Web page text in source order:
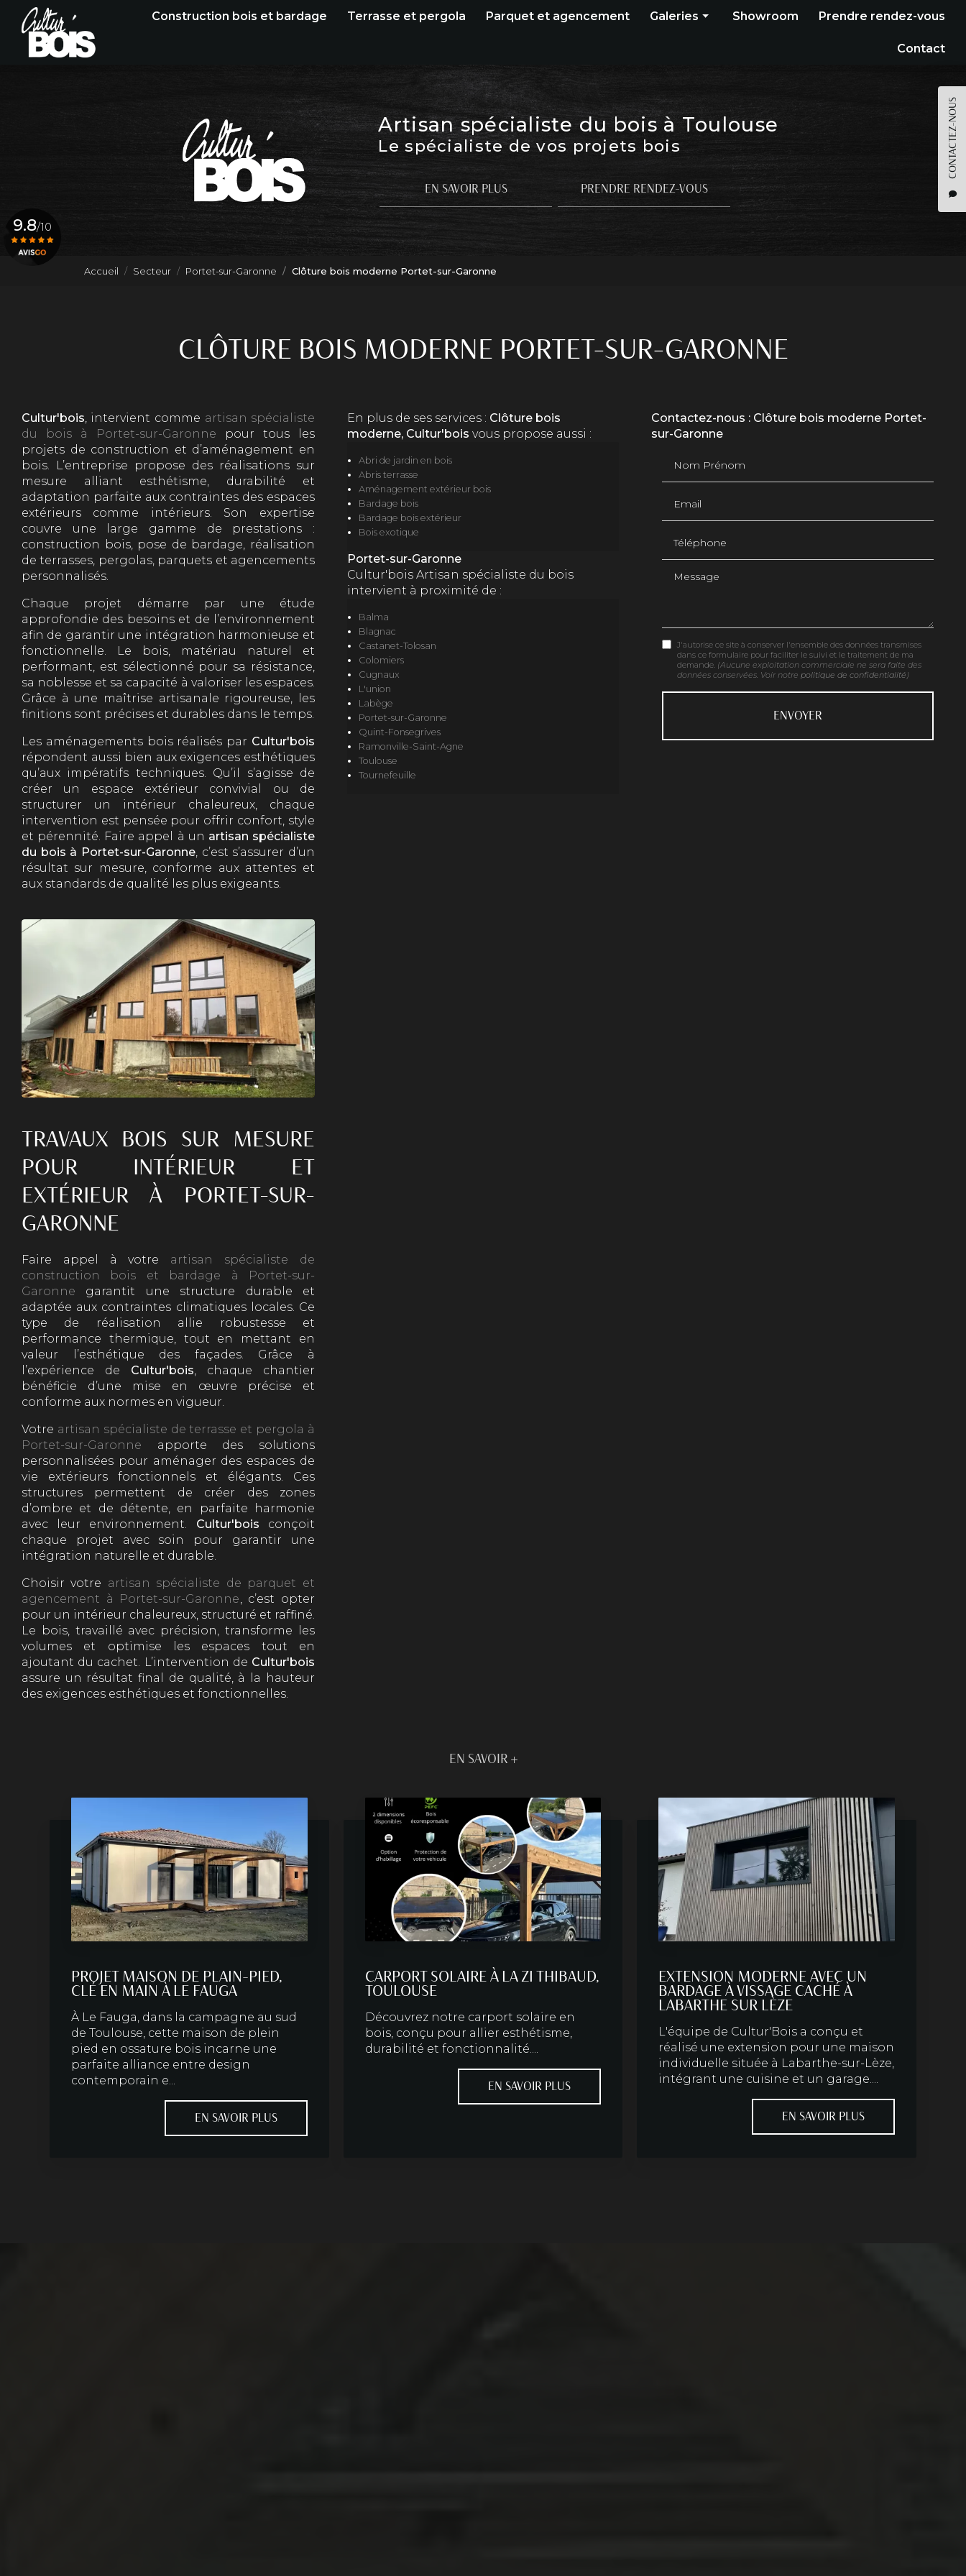
contenu
principal
CONTACTEZ-NOUS
Construction bois et bardage Terrasse et pergola Parquet et agencement Galeries
Pergola
Parquet
Showroom Prendre rendez-vous
Contact
Artisan spécialiste du bois à Toulouse
Le spécialiste de vos projets bois
EN SAVOIR PLUS PRENDRE RENDEZ-VOUS
9.8/10
Accueil Secteur Portet-sur-Garonne Clôture bois moderne Portet-sur-Garonne
CLÔTURE BOIS MODERNE PORTET-SUR-GARONNE
Cultur'bois, intervient comme artisan spécialiste
du bois à Portet-sur-Garonne pour tous les
projets de construction et d’aménagement en
bois. L’entreprise propose des réalisations sur
mesure alliant esthétisme, durabilité et
adaptation parfaite aux contraintes des espaces
extérieurs comme intérieurs. Son expertise
couvre une large gamme de prestations :
construction bois, pose de bardage, réalisation
de terrasses, pergolas, parquets et agencements
personnalisés.
Chaque projet démarre par une étude
approfondie des besoins et de l’environnement
afin de garantir une intégration harmonieuse et
fonctionnelle. Le bois, matériau naturel et
performant, est sélectionné pour sa résistance,
sa noblesse et sa capacité à valoriser les espaces.
Grâce à une maîtrise artisanale rigoureuse, les
finitions sont précises et durables dans le temps.
Les aménagements bois réalisés par Cultur'bois
répondent aussi bien aux exigences esthétiques
qu’aux impératifs techniques. Qu’il s’agisse de
créer un espace extérieur convivial ou de
structurer un intérieur chaleureux, chaque
intervention est pensée pour offrir confort, style
et pérennité. Faire appel à un artisan spécialiste
du bois à Portet-sur-Garonne, c’est s’assurer d’un
résultat sur mesure, conforme aux attentes et
aux standards de qualité les plus exigeants.
TRAVAUX BOIS SUR MESURE
POUR INTÉRIEUR ET
EXTÉRIEUR À PORTET-SUR-
GARONNE
Faire appel à votre artisan spécialiste de
construction bois et bardage à Portet-sur-
Garonne garantit une structure durable et
adaptée aux contraintes climatiques locales. Ce
type de réalisation allie robustesse et
performance thermique, tout en mettant en
valeur l’esthétique des façades. Grâce à
l’expérience de Cultur'bois , chaque chantier
bénéficie d’une mise en œuvre précise et
conforme aux normes en vigueur.
Votre artisan spécialiste de terrasse et pergola à
Portet-sur-Garonne apporte des solutions
personnalisées pour aménager des espaces de
vie extérieurs fonctionnels et élégants. Ces
structures permettent de créer des zones
d’ombre et de détente, en parfaite harmonie
avec leur environnement. Cultur'bois conçoit
chaque projet avec soin pour garantir une
intégration naturelle et durable.
Choisir votre artisan spécialiste de parquet et
agencement à Portet-sur-Garonne , c’est opter
pour un intérieur chaleureux, structuré et raffiné.
Le bois, travaillé avec précision, transforme les
volumes et optimise les espaces tout en
ajoutant du cachet. L’intervention de Cultur'bois
assure un résultat final de qualité, à la hauteur
des exigences esthétiques et fonctionnelles.
En plus de ses services : Clôture bois
moderne, Cultur'bois vous propose aussi :
Abri de jardin en bois
Abris terrasse
Aménagement extérieur bois
Bardage bois
Bardage bois extérieur
Bois exotique
Portet-sur-Garonne
Cultur'bois Artisan spécialiste du bois
intervient à proximité de :
Balma
Blagnac
Castanet-Tolosan
Colomiers
Cugnaux
L'union
Labège
Portet-sur-Garonne
Quint-Fonsegrives
Ramonville-Saint-Agne
Toulouse
Tournefeuille
Contactez-nous : Clôture bois moderne Portet-
sur-Garonne
Message
J'autorise ce site à conserver l'ensemble des données transmises
dans ce formulaire pour faciliter le suivi et le traitement de ma
demande. (Aucune exploitation commerciale ne sera faite des
données conservées. Voir notre politique de confidentialité )
EN SAVOIR +
PROJET MAISON DE PLAIN-PIED,
CLÉ EN MAIN À LE FAUGA
À Le Fauga, dans la campagne au sud
de Toulouse, cette maison de plein
pied en ossature bois incarne une
parfaite alliance entre design
contemporain e...
EN SAVOIR PLUS
CARPORT SOLAIRE À LA ZI THIBAUD,
TOULOUSE
Découvrez notre carport solaire en
bois, conçu pour allier esthétisme,
durabilité et fonctionnalité....
EN SAVOIR PLUS
EXTENSION MODERNE AVEC UN
BARDAGE À VISSAGE CACHÉ À
LABARTHE SUR LÈZE
L'équipe de Cultur'Bois a conçu et
réalisé une extension pour une maison
individuelle située à Labarthe-sur-Lèze,
intégrant une cuisine et un garage....
EN SAVOIR PLUS